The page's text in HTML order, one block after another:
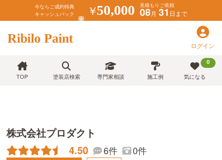
今ならご成約特典
キャッシュバック
￥50,000 見積もりご依頼
08月 31日まで
Ribilo Paint ログイン
TOP 塗装店検索 専門家相談 施工例
0
気になる
株式会社プロダクト
4.50 6件 0件